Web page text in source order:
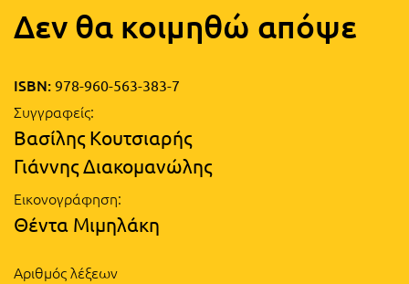
Θεματικά
Εκπαιδευτικών
Δραστηριοτήτων
Εκπαίδευση
STE(A)M
Εκπαίδευση
ενηλίκων –
Τάξη
Τάξη
Γ΄
Τάξη
Λύκειο
Α΄
Δεν θα κοιμηθώ απόψε
ISBN: 978-960-563-383-7
Συγγραφείς:
Βασίλης Κουτσιαρής
Γιάννης Διακομανώλης
Εικονογράφηση:
Θέντα Μιμηλάκη
Αριθμός λέξεων